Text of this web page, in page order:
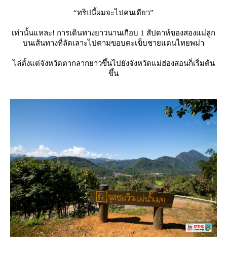
“ทริปนี้ผมจะไปคนเดียว”
เท่านั้นแหละ! การเดินทางยาวนานเกือบ 1 สัปดาห์ของสองแม่ลูก
บนเส้นทางที่ลัดเลาะไปตามขอบตะเข็บชายแดนไทยพม่า
ไล่ตั้งแต่จังหวัดตากลากยาวขึ้นไปยังจังหวัดแม่ฮ่องสอนก็เริ่มต้น
ขึ้น